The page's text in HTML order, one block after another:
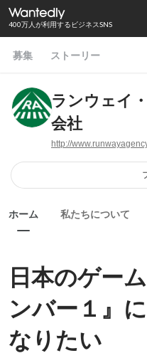
400万人が利用するビジネスSNS
募集 ストーリー
ランウェイ
会社
http://
ホーム 私たちについて
日本のゲー
ンバー１』
なりたい